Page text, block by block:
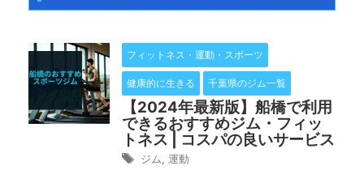
フィットネス・運動・スポーツ
健康的に生きる 千葉県のジム一覧
【2024年最新版】船橋で利用
できるおすすめジム・フィッ
トネス | コスパの良いサービス
ジム 運動